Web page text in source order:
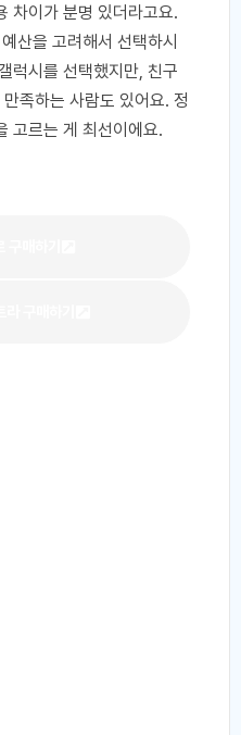
차이가 분명 있더라고요.
산을 고려해서 선택하시
럭시를 선택했지만, 친구
족하는 사람도 있어요. 정
고르는 게 최선이에요.